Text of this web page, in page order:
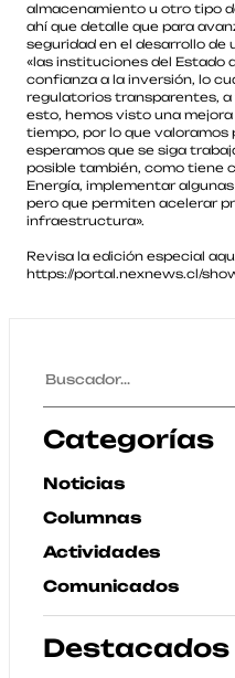
almacenamiento u otro tipo
ahí que detalle que para
seguridad en el desarrollo de
«las instituciones del Estado
confianza a la inversión, lo
regulatorios transparentes, a
esto, hemos visto una
tiempo, por lo que
esperamos que se siga
posible también, como tiene
Energía, implementar
pero que permiten acelerar
infraestructura».
Revisa la edición especial
https://portal.nexnews.cl/
Categorías
Noticias
Columnas
Actividades
Comunicados
Destacados